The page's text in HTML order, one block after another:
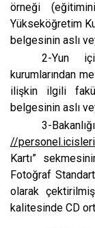
örneği
Yükseköğretim
belgesinin aslı
2-Yun
kurumlarından
ilişkin ilgili
belgesinin aslı
3-
//
Kartı”
Fotoğraf
olarak
kalitesinde CD